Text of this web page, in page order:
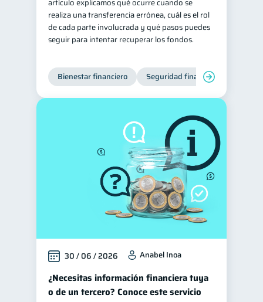
artículo explicamos qué ocurre cuando se
realiza una transferencia errónea, cuál es el rol
de cada parte involucrada y qué pasos puedes
seguir para intentar recuperar los fondos.
Bienestar financiero Seguridad financiera
30 / 06 / 2026 Anabel Inoa
¿Necesitas información financiera tuya
o de un tercero? Conoce este servicio